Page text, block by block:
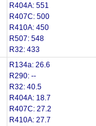
R404A: 551
R407C: 500
R410A: 450
R507: 548
R32: 433
R134a: 26.6
R290: --
R32: 40.5
R404A: 18.7
R407C: 27.2
R410A: 27.7